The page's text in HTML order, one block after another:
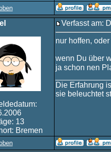
13
Bremen
Verfasst am:
nur hoffen,
wenn Du über
ja schon nen
Die Erfahrung
sie beleuchtet